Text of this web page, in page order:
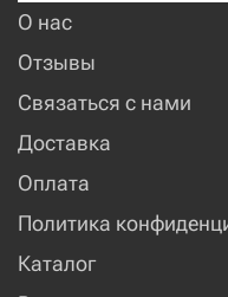
О нас
Отзывы
Связаться с нами
Доставка
Оплата
Политика
Каталог